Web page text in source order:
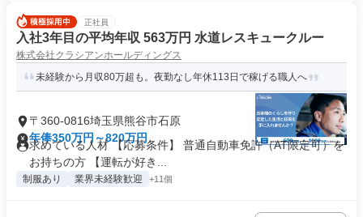
正社員
入社3年目の平均年収 563万円 水道レスキュークルー
株式会社クラシアンホールディングス
未経験から月収80万超も。夜勤なし年休113日で稼げる職人へ
〒360-0816埼玉県熊谷市石原
年俸350万円～820万円
求めている人材 【応募条件】 普通自動車免許（AT限定可）を
お持ちの方 【運転が好き...
制服あり 業界未経験歓迎 +11個